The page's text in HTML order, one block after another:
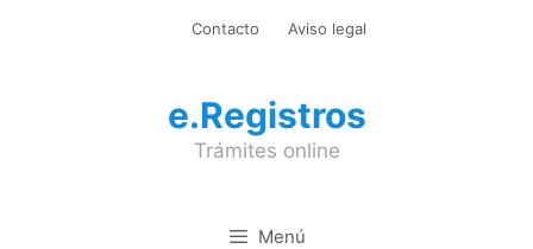
Contacto Aviso legal
e.Registros
Trámites online
Menú